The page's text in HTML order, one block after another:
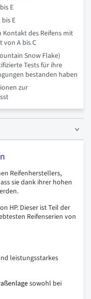
E
E
Kontakt des Reifens mit
von A bis C
Snow Flake)
Tests für ihre
bestanden haben
zur
Reifenherstellers,
sie dank ihrer hohen
HP. Dieser ist Teil der
Reifenserien von
leistungsstarkes
sowohl bei